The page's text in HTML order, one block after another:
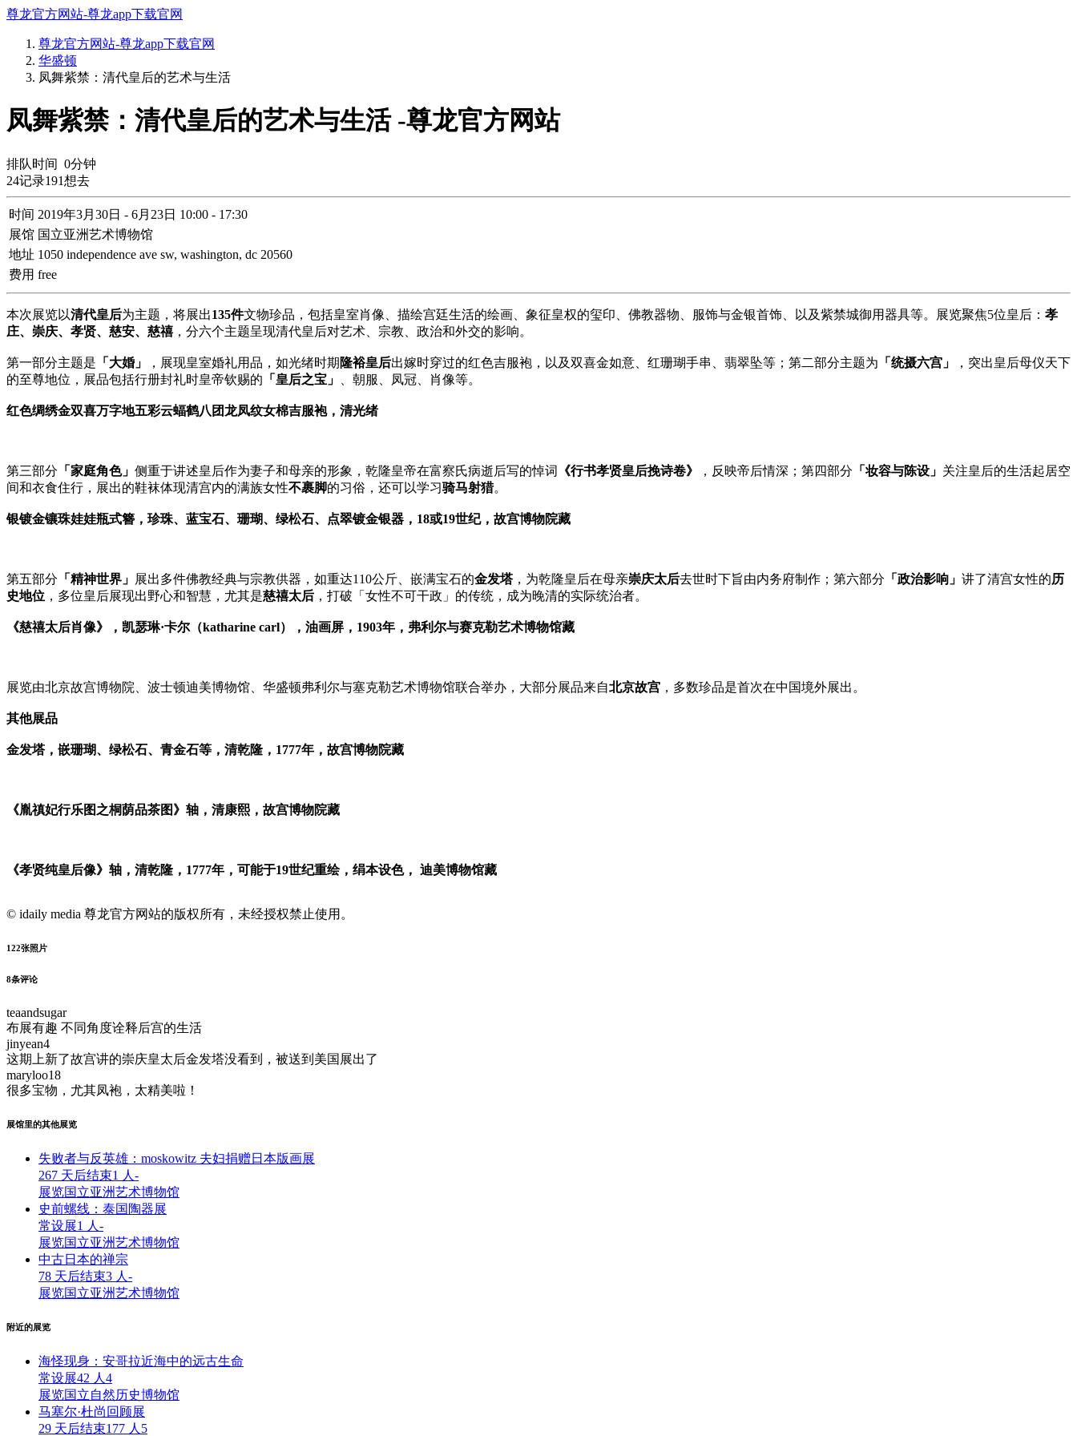
尊龙官方网站-尊龙app下载官网
尊龙官方网站-尊龙app下载官网
华盛顿
凤舞紫禁：清代皇后的艺术与生活
凤舞紫禁：清代皇后的艺术与生活 -尊龙官方网站
排队时间 0分钟
24记录191想去
时间 2019年3月30日 - 6月23日 10:00 - 17:30
展馆 国立亚洲艺术博物馆
地址 1050 independence ave sw, washington, dc 20560
费用 free
本次展览以清代皇后为主题，将展出135件文物珍品，包括皇室肖像、描绘宫廷生活的绘画、象征皇权的玺印、佛教器物、服饰与金银首饰、以及紫禁城御用器具等。展览聚焦5位皇后： 孝
庄、崇庆、孝贤、慈安、慈禧，分六个主题呈现清代皇后对艺术、宗教、政治和外交的影响。
第一部分主题是 「大婚」 ，展现皇室婚礼用品，如光绪时期 隆裕皇后出嫁时穿过的红色吉服袍，以及双喜金如意、红珊瑚手串、翡翠坠等；第二部分主题为 「统摄六宫」
，突出皇后母仪天下
的至尊地位，展品包括行册封礼时皇帝钦赐的 「皇后之宝」 、朝服、凤冠、肖像等。
红色绸绣金双喜万字地五彩云蝠鹤八团龙凤纹女棉吉服袍，清光绪
第三部分 「家庭角色」 侧重于讲述皇后作为妻子和母亲的形象，乾隆皇帝在富察氏病逝后写的悼词 《行书孝贤皇后挽诗卷》 ，反映帝后情深；第四部分 「妆容与陈设」 关注皇后的生活起居空
间和衣食住行，展出的鞋袜体现清宫内的满族女性不裹脚的习俗，还可以学习骑马射猎。
银镀金镶珠娃娃瓶式簪，珍珠、蓝宝石、珊瑚、绿松石、点翠镀金银器，18或19世纪，故宫博物院藏
第五部分 「精神世界」 展出多件佛教经典与宗教供器，如重达110公斤、嵌满宝石的金发塔，为乾隆皇后在母亲崇庆太后去世时下旨由内务府制作；第六部分 「政治影响」 讲了清宫女性的历
史地位 ，多位皇后展现出野心和智慧，尤其是慈禧太后 ，打破「女性不可干政」的传统，成为晚清的实际统治者。
《慈禧太后肖像》，凯瑟琳·卡尔（katharine carl），油画屏，1903年，弗利尔与赛克勒艺术博物馆藏
展览由北京故宫博物院、波士顿迪美博物馆、华盛顿弗利尔与塞克勒艺术博物馆联合举办，大部分展品来自北京故宫 ，多数珍品是首次在中国境外展出。
其他展品
金发塔，嵌珊瑚、绿松石、青金石等，清乾隆，1777年，故宫博物院藏
《胤禛妃行乐图之桐荫品茶图》轴，清康熙，故宫博物院藏
《孝贤纯皇后像》轴，清乾隆，1777年，可能于19世纪重绘，绢本设色， 迪美博物馆藏
© idaily media 尊龙官方网站的版权所有，未经授权禁止使用。
122张照片
8条评论
teaandsugar
布展有趣 不同角度诠释后宫的生活
jinyean4
这期上新了故宫讲的崇庆皇太后金发塔没看到，被送到美国展出了
maryloo18
很多宝物，尤其凤袍，太精美啦！
展馆里的其他展览
失败者与反英雄：moskowitz 夫妇捐赠日本版画展
267 天后结束1 人 -
展览国立亚洲艺术博物馆
史前螺线：泰国陶器展
常设展1 人 -
展览国立亚洲艺术博物馆
中古日本的禅宗
78 天后结束3 人 -
展览国立亚洲艺术博物馆
附近的展览
海怪现身：安哥拉近海中的远古生命
常设展42 人 4
展览国立自然历史博物馆
马塞尔·杜尚回顾展
29 天后结束177 人 5